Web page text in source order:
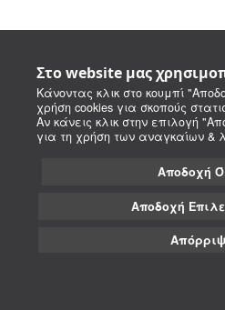
Στο website μας
Κάνοντας κλικ στο κουμπί
χρήση cookies για σκοπούς
Αν κάνεις κλικ στην επιλογή
για τη χρήση των αναγκαίων &
Αποδοχή
Αποδοχή